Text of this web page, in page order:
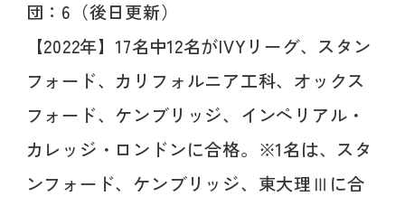
団：6（後日更新）
【2022年】17名中12名がIVYリーグ、スタン
フォード、カリフォルニア工科、オックス
フォード、ケンブリッジ、インペリアル・
カレッジ・ロンドンに合格。※1名は、スタ
ンフォード、ケンブリッジ、東大理Ⅲに合